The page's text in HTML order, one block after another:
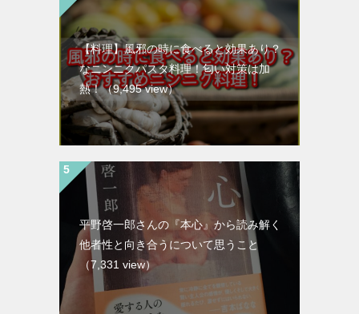
【料理】風邪の時に食べると効果あり？
なニンニクパスタ料理！匂い対策は加
熱！（9,495 view）
平野啓一郎さんの『本心』から読み解く
他者性と向き合うについて思うこと
（7,331 view）